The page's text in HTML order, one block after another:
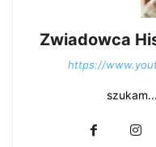
Zwiadowca
https://